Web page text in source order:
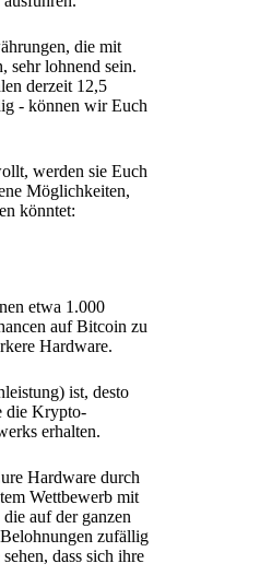
die mit
sehr lohnend sein.
derzeit 12,5
- können wir Euch
werden sie Euch
Möglichkeiten,
könntet:
etwa 1.000
auf Bitcoin zu
Hardware.
ist, desto
die Krypto-
erhalten.
Hardware durch
Wettbewerb mit
auf der ganzen
zufällig
dass sich ihre